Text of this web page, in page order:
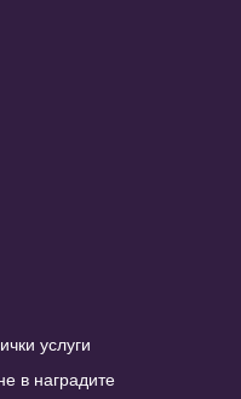
услуги
в наградите